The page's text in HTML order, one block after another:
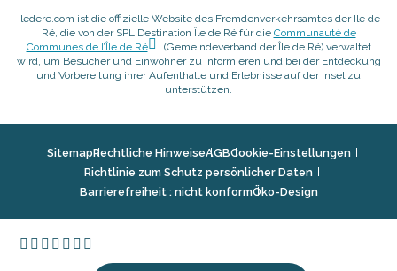
iledere.com ist die offizielle Website des Fremdenverkehrsamtes der Ile de
Ré, die von der SPL Destination Île de Ré für die Communauté de
Communes de l’Île de Ré
(Gemeindeverband der Île de Ré) verwaltet
wird, um Besucher und Einwohner zu informieren und bei der Entdeckung
und Vorbereitung ihrer Aufenthalte und Erlebnisse auf der Insel zu
unterstützen.
SitemapRechtliche HinweiseAGBCookie-Einstellungen
Richtlinie zum Schutz persönlicher Daten
Barrierefreiheit : nicht konformÖko-Design